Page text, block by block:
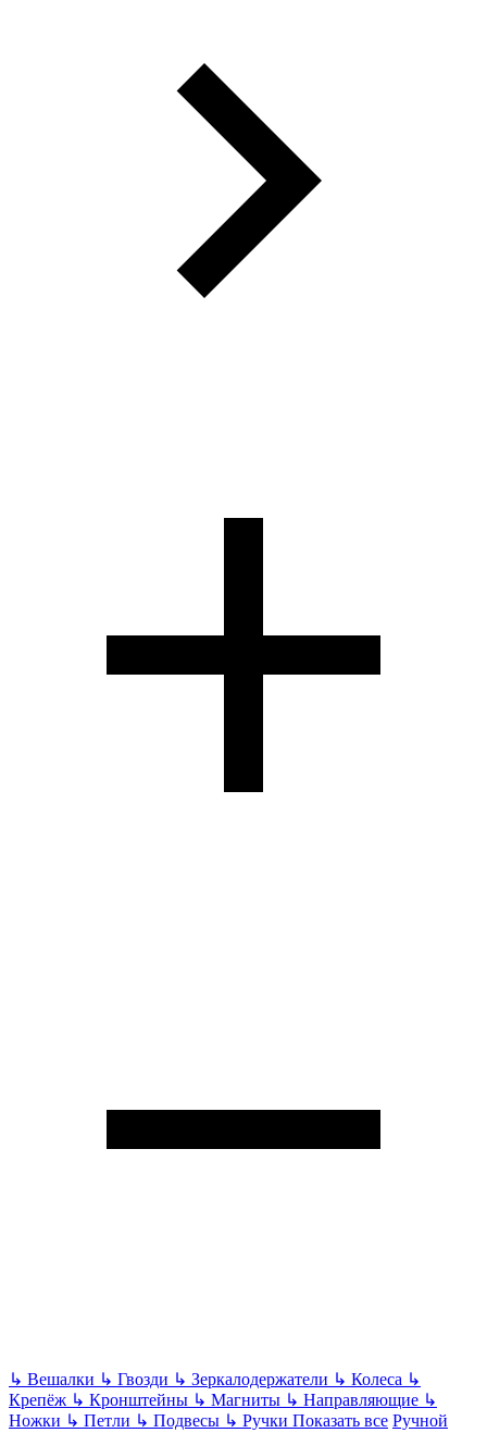
↳ Вешалки ↳ Гвозди ↳ Зеркалодержатели ↳ Колеса ↳
Крепёж ↳ Кронштейны ↳ Магниты ↳ Направляющие ↳
Ножки ↳ Петли ↳ Подвесы ↳ Ручки Показать все Ручной